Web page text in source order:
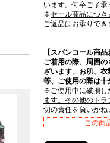
います。何卒ご了承
※セール商品につき
ご返品はお承りでき
【スパンコール商
ご着用の際、周囲
ざいます。お肌、
等、ご使用の際は十
※ご使用中に破損
ます。その他のト
切の責任を負いかね
この商